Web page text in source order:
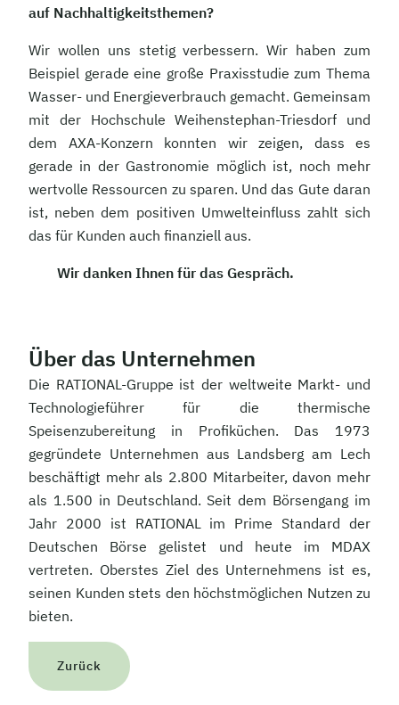
auf Nachhaltigkeitsthemen?
Wir wollen uns stetig verbessern. Wir haben zum
Beispiel gerade eine große Praxisstudie zum Thema
Wasser- und Energieverbrauch gemacht. Gemeinsam
mit der Hochschule Weihenstephan-Triesdorf und
dem AXA-Konzern konnten wir zeigen, dass es
gerade in der Gastronomie möglich ist, noch mehr
wertvolle Ressourcen zu sparen. Und das Gute daran
ist, neben dem positiven Umwelteinfluss zahlt sich
das für Kunden auch finanziell aus.
Wir danken Ihnen für das Gespräch.
Über das Unternehmen
Die RATIONAL-Gruppe ist der weltweite Markt- und
Technologieführer für die thermische
Speisenzubereitung in Profiküchen. Das 1973
gegründete Unternehmen aus Landsberg am Lech
beschäftigt mehr als 2.800 Mitarbeiter, davon mehr
als 1.500 in Deutschland. Seit dem Börsengang im
Jahr 2000 ist RATIONAL im Prime Standard der
Deutschen Börse gelistet und heute im MDAX
vertreten. Oberstes Ziel des Unternehmens ist es,
seinen Kunden stets den höchstmöglichen Nutzen zu
bieten.
Zurück